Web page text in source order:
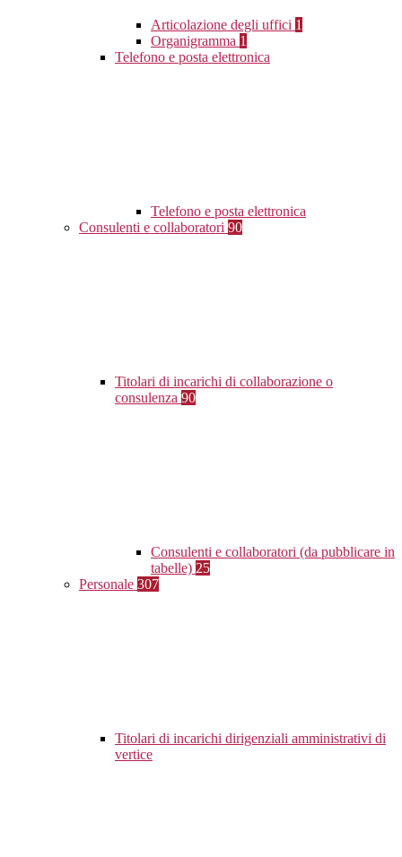
Articolazione degli uffici 1
Organigramma 1
Telefono e posta elettronica
Telefono e posta elettronica
Consulenti e collaboratori 90
Titolari di incarichi di collaborazione o
consulenza 90
Consulenti e collaboratori (da pubblicare in
tabelle) 25
Personale 307
Titolari di incarichi dirigenziali amministrativi di
vertice